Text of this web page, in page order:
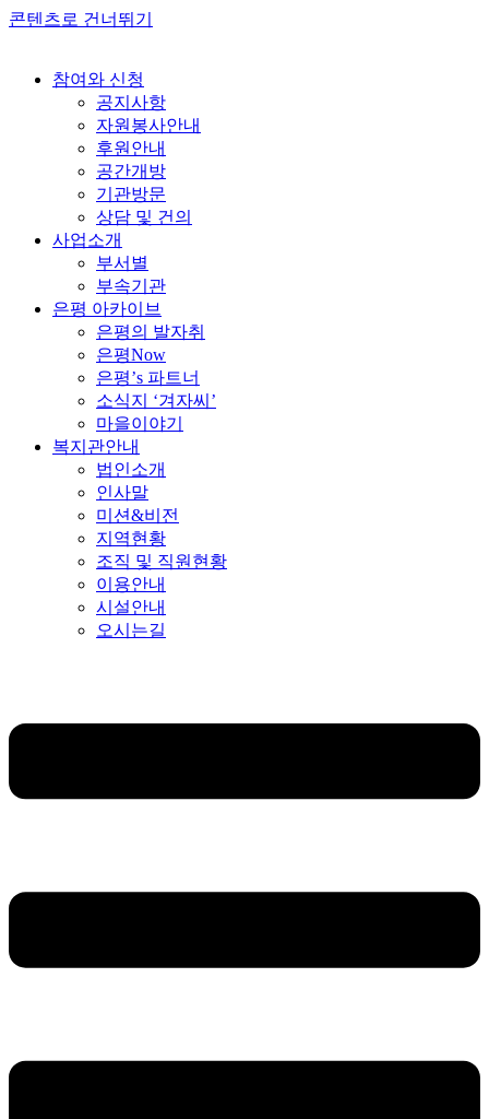
콘텐츠로 건너뛰기
참여와 신청
공지사항
자원봉사안내
후원안내
공간개방
기관방문
상담 및 건의
사업소개
부서별
부속기관
은평 아카이브
은평의 발자취
은평Now
은평’s 파트너
소식지 ‘겨자씨’
마을이야기
복지관안내
법인소개
인사말
미션&비전
지역현황
조직 및 직원현황
이용안내
시설안내
오시는길